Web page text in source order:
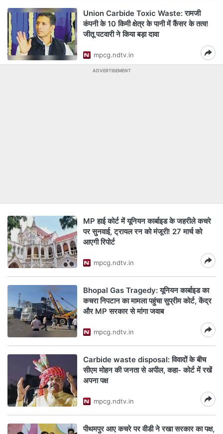
Union Carbide Toxic Waste: रामजी
कंपनी के 10 किमी क्षेत्र के पानी में कैंसर के तत्व!
जीतू पटवारी ने किया बड़ा दावा
mpcg.ndtv.in
ADVERTISEMENT
MP हाई कोर्ट में यूनियन कार्बाइड के जहरीले कचरे
पर सुनवाई, ट्रायल रन को मंजूरी! 27 मार्च को
आएगी रिपोर्ट
mpcg.ndtv.in
Bhopal Gas Tragedy: यूनियन कार्बाइड का
कचरा निपटान का मामला पहुंचा सुप्रीम कोर्ट, केंद्र
और MP सरकार से मांगा जवाब
mpcg.ndtv.in
Carbide waste disposal: विवादों के बीच
सीएम मोहन की जनता से अपील, कहा- कोर्ट में रखें
अपना पक्ष
mpcg.ndtv.in
पीथमपुर आए कचरे पर वीडी ने रखा सरकार का पक्ष,